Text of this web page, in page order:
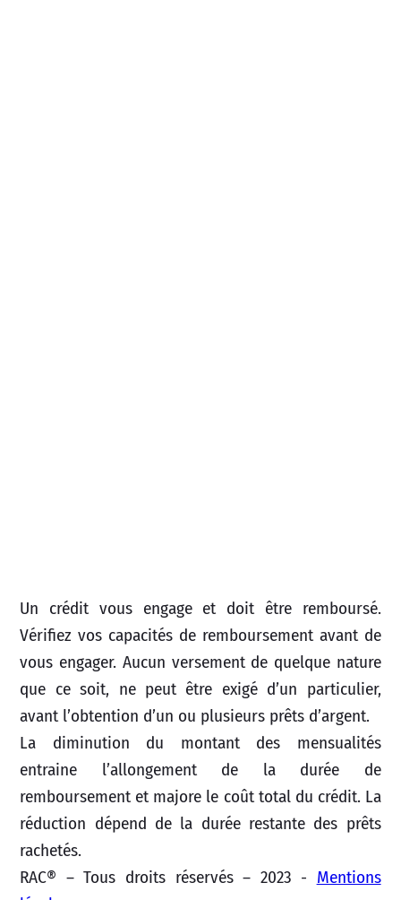
Un crédit vous engage et doit être remboursé.
Vérifiez vos capacités de remboursement avant de
vous engager. Aucun versement de quelque nature
que ce soit, ne peut être exigé d’un particulier,
avant l’obtention d’un ou plusieurs prêts d’argent.
La diminution du montant des mensualités
entraine l’allongement de la durée de
remboursement et majore le coût total du crédit. La
réduction dépend de la durée restante des prêts
rachetés.
RAC® – Tous droits réservés – 2023 - Mentions